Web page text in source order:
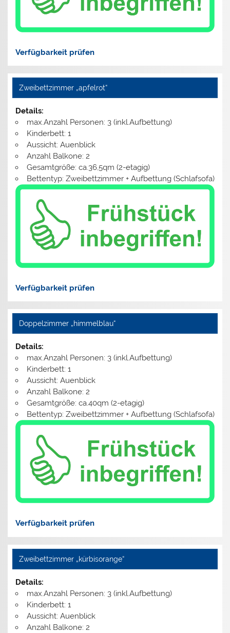
Verfügbarkeit prüfen
Zweibettzimmer „apfelrot“
Details:
max.Anzahl Personen: 3 (inkl.Aufbettung)
Kinderbett: 1
Aussicht: Auenblick
Anzahl Balkone: 2
Gesamtgröße: ca.36,5qm (2-etagig)
Bettentyp: Zweibettzimmer + Aufbettung (Schlafsofa)
Verfügbarkeit prüfen
Doppelzimmer „himmelblau“
Details:
max.Anzahl Personen: 3 (inkl.Aufbettung)
Kinderbett: 1
Aussicht: Auenblick
Anzahl Balkone: 2
Gesamtgröße: ca.40qm (2-etagig)
Bettentyp: Zweibettzimmer + Aufbettung (Schlafsofa)
Verfügbarkeit prüfen
Zweibettzimmer „kürbisorange“
Details:
max.Anzahl Personen: 3 (inkl.Aufbettung)
Kinderbett: 1
Aussicht: Auenblick
Anzahl Balkone: 2